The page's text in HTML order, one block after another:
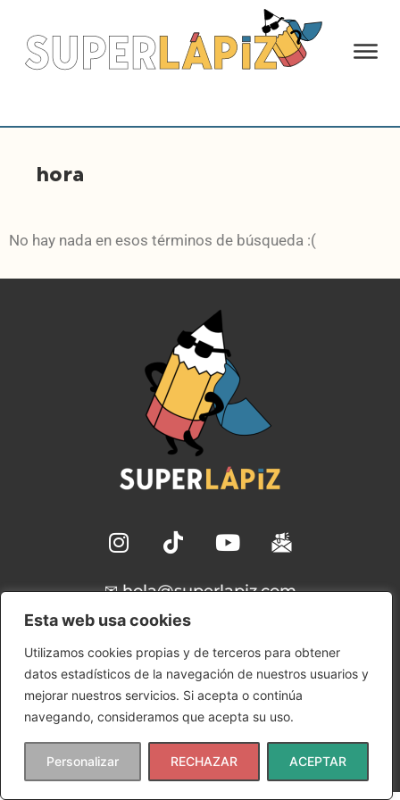
Esta web usa cookies
Utilizamos cookies propias y de terceros para obtener
datos estadísticos de la navegación de nuestros usuarios y
mejorar nuestros servicios. Si acepta o continúa
navegando, consideramos que acepta su uso.
Personalizar RECHAZAR ACEPTAR
hora
No hay nada en esos términos de búsqueda :(
✉ hola@superlapiz.com
Política de Cookies
Política de Privacidad
Condiciones de uso
Copyright © 2024 SuperLápiz | Ana María Gómez
Rudilla